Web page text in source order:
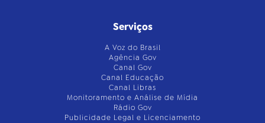
Serviços
A Voz do Brasil
Agência Gov
Canal Gov
Canal Educação
Canal Libras
Monitoramento e Análise de Mídia
Rádio Gov
Publicidade Legal e Licenciamento